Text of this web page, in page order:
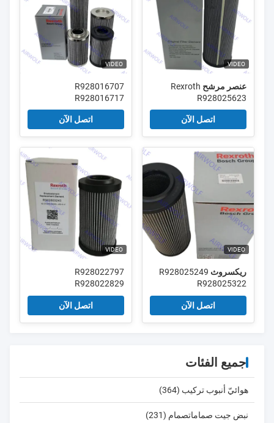
VIDEO
عنصر مرشح Rexroth
R928025623
R928025636
R928027898اتصل الآن
VIDEO
R928016707
R928016717
R928016804
R928016828اتصل الآن
VIDEO
ريكسروث R928025249
R928025322
R928025392
R928025404
R928025461 عنصر
اتصل الآن
VIDEO
R928022797
R928022829
R928022830
R928022979
R928023991 عنصر مرشح
اتصل الآن
جميع الفئات
هوائيّ أنبوب تركيب (364)
نبض جيت صماماتصمام (231)